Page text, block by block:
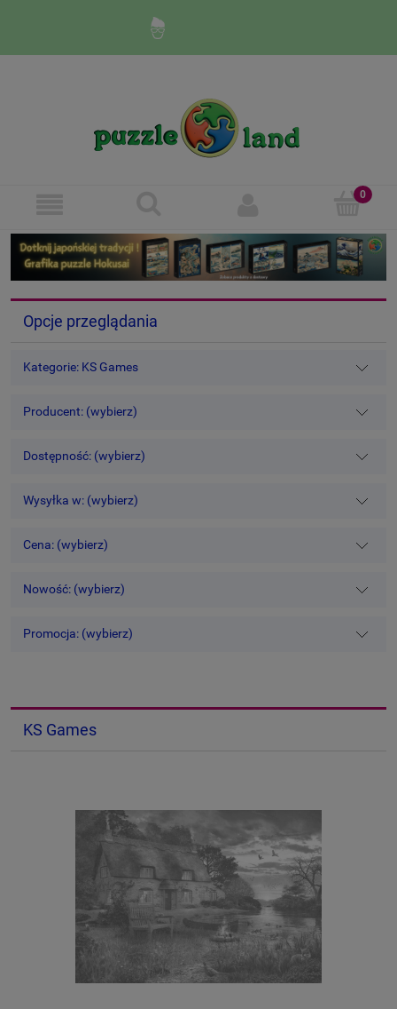
Opcje przeglądania
Kategorie: KS Games
Producent: (wybierz)
Dostępność: (wybierz)
Wysyłka w: (wybierz)
Cena: (wybierz)
Nowość: (wybierz)
Promocja: (wybierz)
KS Games